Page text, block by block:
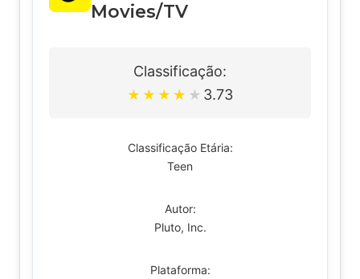
Movies/TV
Classificação:
★ ★ ★ ★ ★ 3.73
Classificação Etária:
Teen
Autor:
Pluto, Inc.
Plataforma: